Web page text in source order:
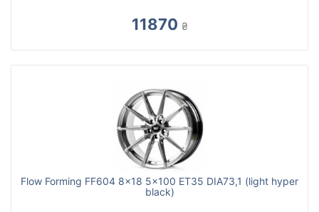
11870 ₴
Flow Forming FF604 8x18 5x100 ET35 DIA73,1 (light hyper
black)